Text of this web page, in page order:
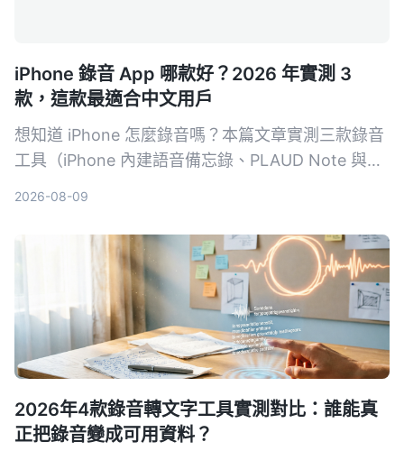
iPhone 錄音 App 哪款好？2026 年實測 3
款，這款最適合中文用戶
想知道 iPhone 怎麼錄音嗎？本篇文章實測三款錄音
工具（iPhone 內建語音備忘錄、PLAUD Note 與
2026-08-09
2026年4款錄音轉文字工具實測對比：誰能真
正把錄音變成可用資料？